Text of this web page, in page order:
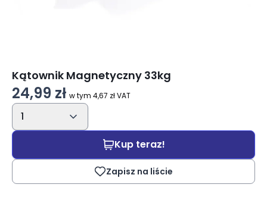
Kątownik Magnetyczny 33kg
24,99 zł w tym 4,67 zł VAT
1
Kup teraz!
Zapisz na liście